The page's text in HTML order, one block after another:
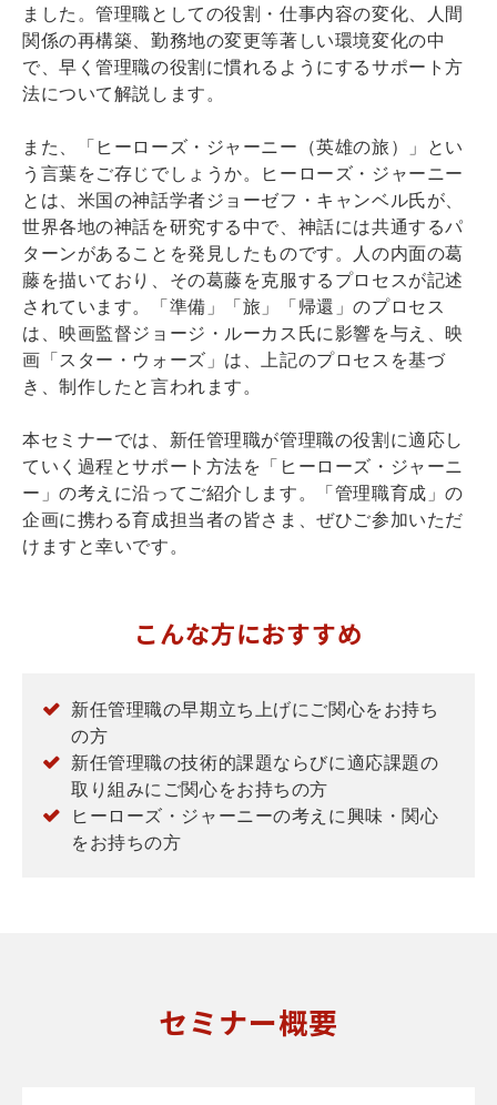
ました。管理職としての役割・仕事内容の変化、人間
関係の再構築、勤務地の変更等著しい環境変化の中
で、早く管理職の役割に慣れるようにするサポート方
法について解説します。
また、「ヒーローズ・ジャーニー（英雄の旅）」とい
う言葉をご存じでしょうか。ヒーローズ・ジャーニー
とは、米国の神話学者ジョーゼフ・キャンベル氏が、
世界各地の神話を研究する中で、神話には共通するパ
ターンがあることを発見したものです。人の内面の葛
藤を描いており、その葛藤を克服するプロセスが記述
されています。「準備」「旅」「帰還」のプロセス
は、映画監督ジョージ・ルーカス氏に影響を与え、映
画「スター・ウォーズ」は、上記のプロセスを基づ
き、制作したと言われます。
本セミナーでは、新任管理職が管理職の役割に適応し
ていく過程とサポート方法を「ヒーローズ・ジャーニ
ー」の考えに沿ってご紹介します。「管理職育成」の
企画に携わる育成担当者の皆さま、ぜひご参加いただ
けますと幸いです。
こんな方におすすめ
新任管理職の早期立ち上げにご関心をお持ち
の方
新任管理職の技術的課題ならびに適応課題の
取り組みにご関心をお持ちの方
ヒーローズ・ジャーニーの考えに興味・関心
をお持ちの方
セミナー概要